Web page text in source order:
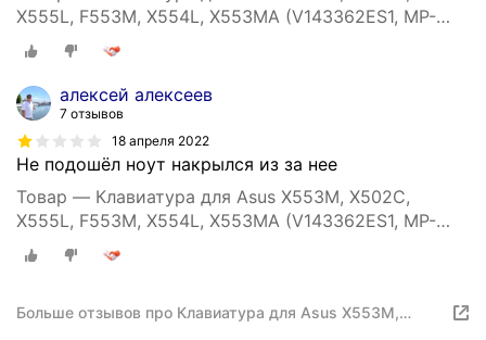
X555L, F553M, X554L, X553MA (V143362ES1, MP-
12F53US-5281W)
алексей алексеев
7 отзывов
18 апреля 2022
Не подошёл ноут накрылся из за нее
Товар — Клавиатура для Asus X553M, X502C,
X555L, F553M, X554L, X553MA (V143362ES1, MP-
12F53US-5281W)
Больше отзывов про Клавиатура для Asus X553M,